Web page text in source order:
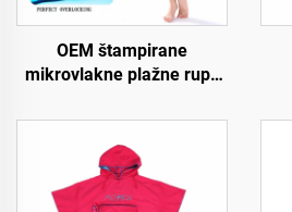
OEM štampirane
mikrovlakne plažne rupe